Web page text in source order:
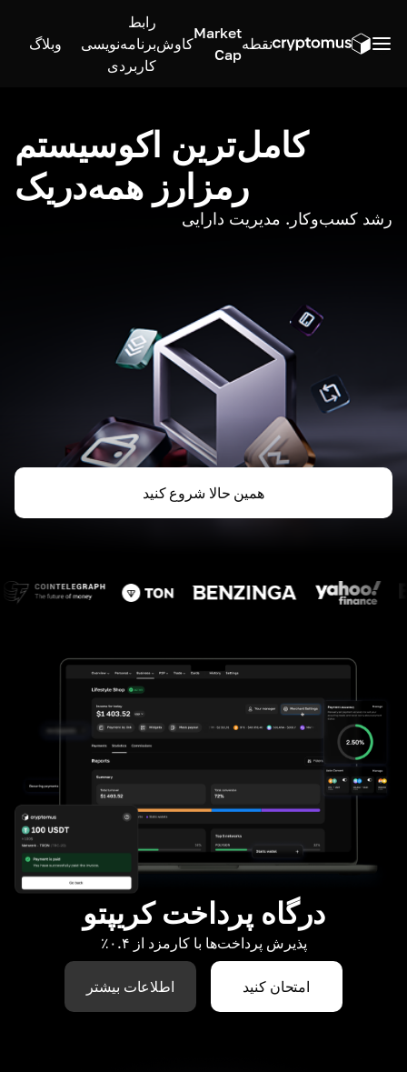
نقطه
Market
Cap
کاوش
رابط
برنامه‌نویسی
کاربردی
وبلاگ
کامل‌ترین اکوسیستم
رمزارز همه‌در‌یک
رشد کسب‌وکار. مدیریت دارایی
همین حالا شروع کنید
درگاه پرداخت کریپتو
پذیرش پرداخت‌ها با کارمزد از ۰.۴٪
امتحان کنید اطلاعات بیشتر